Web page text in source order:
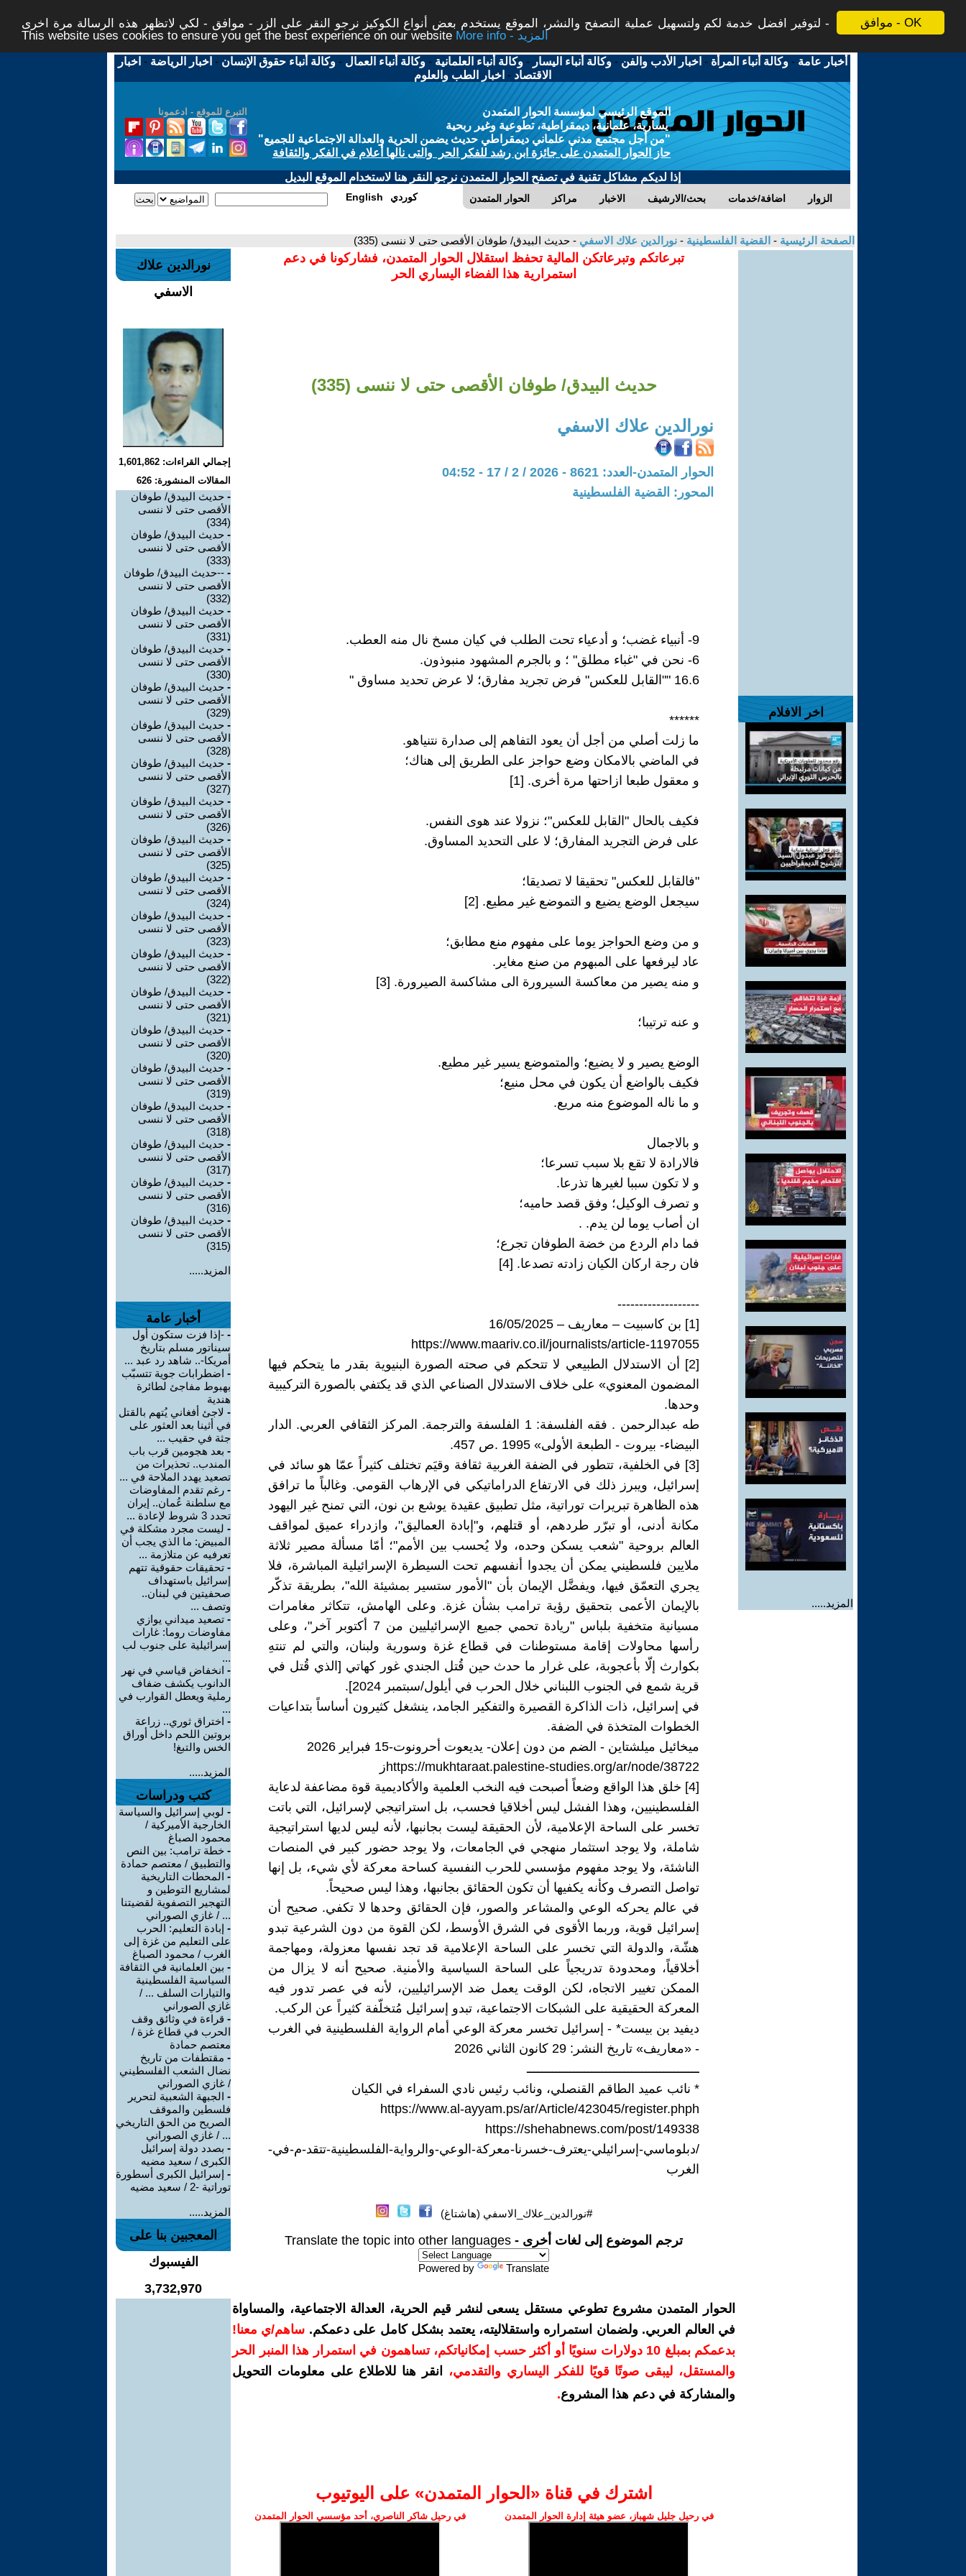
موافق - OK
لتوفير افضل خدمة لكم ولتسهيل عملية التصفح والنشر، الموقع يستخدم بعض أنواع الكوكيز نرجو النقر على الزر - موافق - لكي لاتظهر هذه الرسالة مرة اخرى -
This website uses cookies to ensure you get the best experience on our website
More info - المزيد
أخبار عامة -وكالة أنباء المرأة - اخبار الأدب والفن -وكالة أنباء اليسار -وكالة أنباء العلمانية -وكالة أنباء العمال -وكالة أنباء حقوق الإنسان - اخبار الرياضة - اخبار
الاقتصاد - اخبار الطب والعلوم
التبرع للموقع - ادعمونا
الموقع الرئيسي لمؤسسة الحوار المتمدن
يسارية، علمانية، ديمقراطية، تطوعية وغير ربحية
"من أجل مجتمع مدني علماني ديمقراطي حديث يضمن الحرية والعدالة الاجتماعية للجميع"
حاز الحوار المتمدن على جائزة ابن رشد للفكر الحر والتى نالها أعلام في الفكر والثقافة
إذا لديكم مشاكل تقنية في تصفح الحوار المتمدن نرجو النقر هنا لاستخدام الموقع البديل
الحوار المتمدن مراكز الاخبار بحث/الارشيف اضافة/خدمات الزوار English كوردي
الصفحة الرئيسية - القضية الفلسطينية - نورالدين علاك الاسفي - حديث البيدق/ طوفان الأقصى حتى لا ننسى (335)
اخر الافلام
المزيد.....
تبرعاتكم وتبرعاتكن المالية تحفظ استقلال الحوار المتمدن، فشاركونا في دعم
استمرارية هذا الفضاء اليساري الحر
حديث البيدق/ طوفان الأقصى حتى لا ننسى (335)
نورالدين علاك الاسفي
الحوار المتمدن-العدد: 8621 - 2026 / 2 / 17 - 04:52
المحور: القضية الفلسطينية
9- أنبياء غضب؛ و أدعياء تحت الطلب في كيان مسخ نال منه العطب.
6- نحن في "غباء مطلق" ؛ و بالجرم المشهود منبوذون.
16.6 ""القابل للعكس" فرض تجريد مفارق؛ لا عرض تحديد مساوق "
******
ما زلت أصلي من أجل أن يعود التفاهم إلى صدارة نتنياهو.
في الماضي بالامكان وضع حواجز على الطريق إلى هناك؛
و معقول طبعا ازاحتها مرة أخرى. [1]
فكيف بالحال "القابل للعكس"؛ نزولا عند هوى النفس.
على فرض التجريد المفارق؛ لا على التحديد المساوق.
"فالقابل للعكس" تحقيقا لا تصديقا؛
سيجعل الوضع يضيع و التموضع غير مطيع. [2]
و من وضع الحواجز يوما على مفهوم منع مطابق؛
عاد ليرفعها على المبهوم من صنع مغاير.
و منه يصير من معاكسة السيرورة الى مشاكسة الصيرورة. [3]
و عنه ترتيبا؛
الوضع يصير و لا يضيع؛ والمتموضع يسير غير مطيع.
فكيف بالواضع أن يكون في محل منيع؛
و ما ناله الموضوع منه مريع.
و بالاجمال
فالارادة لا تقع بلا سبب تسرعا؛
و لا تكون سببا لغيرها تذرعا.
و تصرف الوكيل؛ وفق قصد حاميه؛
ان أصاب يوما لن يدم. .
فما دام الردع من خضة الطوفان تجرع؛
فان رجة اركان الكيان زادته تصدعا. [4]
-------------------
[1] بن كاسبيت – معاريف – 16/05/2025
https://www.maariv.co.il/journalists/article-1197055
[2] أن الاستدلال الطبيعي لا تتحكم في صحته الصورة البنيوية بقدر ما يتحكم فيها
المضمون المعنوي» على خلاف الاستدلال الصناعي الذي قد يكتفي بالصورة التركيبية
وحدها.
طه عبدالرحمن . فقه الفلسفة: 1 الفلسفة والترجمة. المركز الثقافي العربي. الدار
البيضاء- بيروت - الطبعة الأولى» 1995 .ص 457.
[3] في الخلفية، تتطور في الضفة الغربية ثقافة وقيَم تختلف كثيراً عمّا هو سائد في
إسرائيل، ويبرز ذلك في الارتفاع الدراماتيكي في الإرهاب القومي. وغالباً ما ترافق
هذه الظاهرة تبريرات توراتية، مثل تطبيق عقيدة يوشع بن نون، التي تمنح غير اليهود
مكانة أدنى، أو تبرّر طردهم، أو قتلهم، و"إبادة العماليق"، وازدراء عميق لمواقف
العالم بروحية "شعب يسكن وحده، ولا يُحسب بين الأمم"؛ أمّا مسألة مصير ثلاثة
ملايين فلسطيني يمكن أن يجدوا أنفسهم تحت السيطرة الإسرائيلية المباشرة، فلا
يجري التعمّق فيها، ويفضَّل الإيمان بأن "الأمور ستسير بمشيئة الله"، بطريقة تذكّر
بالإيمان الأعمى بتحقيق رؤية ترامب بشأن غزة. وعلى الهامش، تتكاثر مغامرات
مسيانية متخفية بلباس "ريادة تحمي جميع الإسرائيليين من 7 أكتوبر آخر"، وعلى
رأسها محاولات إقامة مستوطنات في قطاع غزة وسورية ولبنان، والتي لم تنتهِ
بكوارث إلّا بأعجوبة، على غرار ما حدث حين قُتل الجندي غور كهاتي [الذي قُتل في
قرية شمع في الجنوب اللبناني خلال الحرب في أيلول/سبتمبر 2024].
في إسرائيل، ذات الذاكرة القصيرة والتفكير الجامد، ينشغل كثيرون أساساً بتداعيات
الخطوات المتخذة في الضفة.
ميخائيل ميلشتاين - الضم من دون إعلان- يديعوت أحرونوت-15 فبراير 2026
https://mukhtaraat.palestine-studies.org/ar/node/38722ز
[4] خلق هذا الواقع وضعاً أصبحت فيه النخب العلمية والأكاديمية قوة مضاعفة لدعاية
الفلسطينيين، وهذا الفشل ليس أخلاقيا فحسب، بل استراتيجي لإسرائيل، التي باتت
تخسر على الساحة الإعلامية، لأن الحقيقة ليست بجانبها، لأنه ليس لديها استراتيجية
شاملة، ولا يوجد استثمار منهجي في الجامعات، ولا يوجد حضور كبير في المنصات
الناشئة، ولا يوجد مفهوم مؤسسي للحرب النفسية كساحة معركة لأي شيء، بل إنها
تواصل التصرف وكأنه يكفيها أن تكون الحقائق بجانبها، وهذا ليس صحيحاً.
في عالم يحركه الوعي والمشاعر والصور، فإن الحقائق وحدها لا تكفي. صحيح أن
إسرائيل قوية، وربما الأقوى في الشرق الأوسط، لكن القوة من دون الشرعية تبدو
هشّة، والدولة التي تخسر على الساحة الإعلامية قد تجد نفسها معزولة، ومهاجمة
أخلاقياً، ومحدودة تدريجياً على الساحة السياسية والأمنية. صحيح أنه لا يزال من
الممكن تغيير الاتجاه، لكن الوقت يعمل ضد الإسرائيليين، لأنه في عصر تدور فيه
المعركة الحقيقية على الشبكات الاجتماعية، تبدو إسرائيل مُتخلّفة كثيراً عن الركب.
ديفيد بن بيست* - إسرائيل تخسر معركة الوعي أمام الرواية الفلسطينية في الغرب
- «معاريف» تاريخ النشر: 29 كانون الثاني 2026
ــــــــــــــــــــــــــــــــــــــــــــــــ
* نائب عميد الطاقم القنصلي، ونائب رئيس نادي السفراء في الكيان
https://www.al-ayyam.ps/ar/Article/423045/register.phph
https://shehabnews.com/post/149338
/دبلوماسي-إسرائيلي-يعترف-خسرنا-معركة-الوعي-والرواية-الفلسطينية-تتقد-م-في-
الغرب
#نورالدين_علاك_الاسفي (هاشتاغ)
ترجم الموضوع إلى لغات أخرى - Translate the topic into other languages
Powered by Translate
الحوار المتمدن مشروع تطوعي مستقل يسعى لنشر قيم الحرية، العدالة الاجتماعية، والمساواة
في العالم العربي. ولضمان استمراره واستقلاليته، يعتمد بشكل كامل على دعمكم. ساهم/ي معنا!
بدعمكم بمبلغ 10 دولارات سنويًا أو أكثر حسب إمكانياتكم، تساهمون في استمرار هذا المنبر الحر
والمستقل، ليبقى صوتًا قويًا للفكر اليساري والتقدمي،
انقر هنا للاطلاع على معلومات التحويل
والمشاركة في دعم هذا المشروع.
اشترك في قناة ‫«الحوار المتمدن» على اليوتيوب
في رحيل جليل شهباز، عضو هيئة إدارة الحوار المتمدن في رحيل شاكر الناصري، أحد مؤسسي الحوار المتمدن
نورالدين علاك
الاسفي
إجمالي القراءات: 1,601,862
المقالات المنشورة: 626
- حديث البيدق/ طوفان
الأقصى حتى لا ننسى
(334)
- حديث البيدق/ طوفان
الأقصى حتى لا ننسى
(333)
- --حديث البيدق/ طوفان
الأقصى حتى لا ننسى
(332)
- حديث البيدق/ طوفان
الأقصى حتى لا ننسى
(331)
- حديث البيدق/ طوفان
الأقصى حتى لا ننسى
(330)
- حديث البيدق/ طوفان
الأقصى حتى لا ننسى
(329)
- حديث البيدق/ طوفان
الأقصى حتى لا ننسى
(328)
- حديث البيدق/ طوفان
الأقصى حتى لا ننسى
(327)
- حديث البيدق/ طوفان
الأقصى حتى لا ننسى
(326)
- حديث البيدق/ طوفان
الأقصى حتى لا ننسى
(325)
- حديث البيدق/ طوفان
الأقصى حتى لا ننسى
(324)
- حديث البيدق/ طوفان
الأقصى حتى لا ننسى
(323)
- حديث البيدق/ طوفان
الأقصى حتى لا ننسى
(322)
- حديث البيدق/ طوفان
الأقصى حتى لا ننسى
(321)
- حديث البيدق/ طوفان
الأقصى حتى لا ننسى
(320)
- حديث البيدق/ طوفان
الأقصى حتى لا ننسى
(319)
- حديث البيدق/ طوفان
الأقصى حتى لا ننسى
(318)
- حديث البيدق/ طوفان
الأقصى حتى لا ننسى
(317)
- حديث البيدق/ طوفان
الأقصى حتى لا ننسى
(316)
- حديث البيدق/ طوفان
الأقصى حتى لا ننسى
(315)
المزيد.....
أخبار عامة
- -إذا فزت ستكون أول
سيناتور مسلم بتاريخ
أمريكا-.. شاهد رد عبد ...
- اضطرابات جوية تتسبّب
بهبوط مفاجئ لطائرة
هندية
- لاجئ أفغاني يُتهم بالقتل
في أثينا بعد العثور على
جثة في حقيب ...
- بعد هجومين قرب باب
المندب.. تحذيرات من
تصعيد يهدد الملاحة في ...
- رغم تقدم المفاوضات
مع سلطنة عُمان.. إيران
تحدد 3 شروط لإعادة ...
- ليست مجرد مشكلة في
المبيض: ما الذي يجب أن
تعرفيه عن متلازمة ...
- تحقيقات حقوقية تتهم
إسرائيل باستهداف
صحفيتين في لبنان..
وتصف ...
- تصعيد ميداني يوازي
مفاوضات روما: غارات
إسرائيلية على جنوب لب
...
- انخفاض قياسي في نهر
الدانوب يكشف ضفاف
رملية ويعطل القوارب في
...
- اختراق ثوري.. زراعة
بروتين اللحم داخل أوراق
الخس والتبغ!
المزيد.....
كتب ودراسات
- لوبي إسرائيل والسياسة
الخارجية الأميركية /
محمود الصباغ
- خطة ترامب: بين النص
والتطبيق / معتصم حمادة
- المحطات التاريخية
لمشاريع التوطين و
التهجير التصفوية لقضيتنا
... / غازي الصوراني
- إبادة التعليم: الحرب
على التعليم من غزة إلى
الغرب / محمود الصباغ
- بين العلمانية في الثقافة
السياسية الفلسطينية
والتيارات السلف ... /
غازي الصوراني
- قراءة في وثائق وقف
الحرب في قطاع غزة /
معتصم حمادة
- مقتطفات من تاريخ
نضال الشعب الفلسطيني
/ غازي الصوراني
- الجبهة الشعبية لتحرير
فلسطين والموقف
الصريح من الحق التاريخي
... / غازي الصوراني
- بصدد دولة إسرائيل
الكبرى / سعيد مضيه
- إسرائيل الكبرى أسطورة
توراتية -2 / سعيد مضيه
المزيد.....
المعجبين بنا على
الفيسبوك
3,732,970